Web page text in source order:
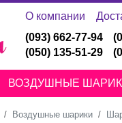
О компании
(093) 662-77-94
(050) 135-51-29
ВОЗДУШНЫЕ
Воздушные шарики